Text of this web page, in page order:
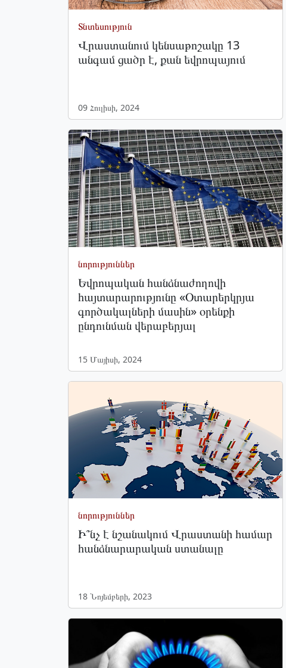
Տնտեսություն
Վրաստանում կենսաթոշակը 13
անգամ ցածր է, քան եվրոպայում
09 Հուլիսի, 2024
նորություններ
Եվրոպական հանձնաժողովի
հայտարարությունը «Օտարերկրյա
գործակալների մասին» օրենքի
ընդունման վերաբերյալ
15 Մայիսի, 2024
նորություններ
Ի՞նչ է նշանակում Վրաստանի համար
հանձնարարական ստանալը
18 Նոյեմբերի, 2023